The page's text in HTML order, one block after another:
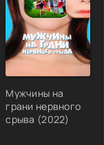
Мужчины на
грани нервного
срыва (2022)